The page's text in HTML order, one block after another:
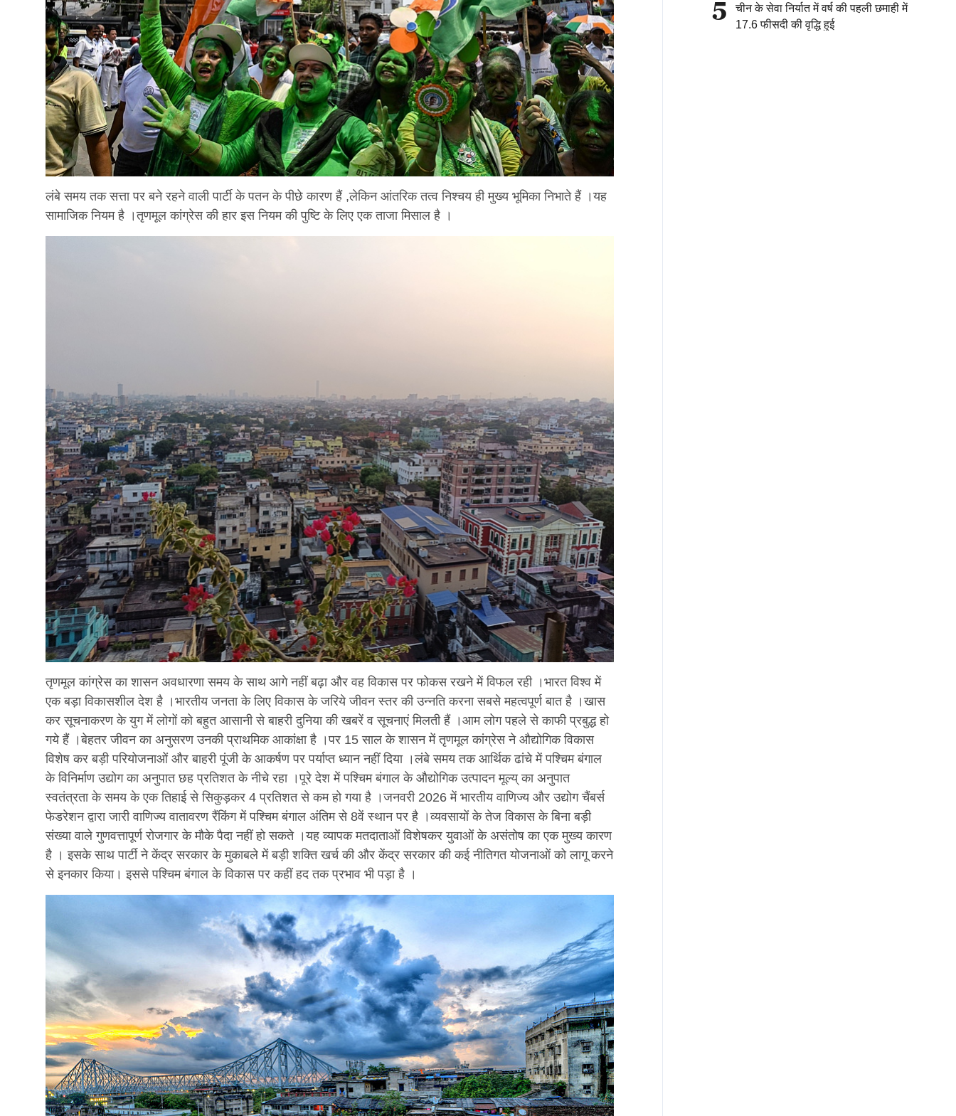
लंबे समय तक सत्ता पर बने रहने वाली पार्टी के पतन के पीछे कारण हैं ,लेकिन आंतरिक तत्व निश्चय ही मुख्य भूमिका निभाते हैं ।यह
सामाजिक नियम है ।तृणमूल कांग्रेस की हार इस नियम की पुष्टि के लिए एक ताजा मिसाल है ।
तृणमूल कांग्रेस का शासन अवधारणा समय के साथ आगे नहीं बढ़ा और वह विकास पर फोकस रखने में विफल रही ।भारत विश्व में
एक बड़ा विकासशील देश है ।भारतीय जनता के लिए विकास के जरिये जीवन स्तर की उन्नति करना सबसे महत्वपूर्ण बात है ।खास
कर सूचनाकरण के युग में लोगों को बहुत आसानी से बाहरी दुनिया की खबरें व सूचनाएं मिलती हैं ।आम लोग पहले से काफी प्रबुद्ध हो
गये हैं ।बेहतर जीवन का अनुसरण उनकी प्राथमिक आकांक्षा है ।पर 15 साल के शासन में तृणमूल कांग्रेस ने औद्योगिक विकास
विशेष कर बड़ी परियोजनाओं और बाहरी पूंजी के आकर्षण पर पर्याप्त ध्यान नहीं दिया ।लंबे समय तक आर्थिक ढांचे में पश्चिम बंगाल
के विनिर्माण उद्योग का अनुपात छह प्रतिशत के नीचे रहा ।पूरे देश में पश्चिम बंगाल के औद्योगिक उत्पादन मूल्य् का अनुपात
स्वतंत्रता के समय के एक तिहाई से सिकुड़कर 4 प्रतिशत से कम हो गया है ।जनवरी 2026 में भारतीय वाणिज्य और उद्योग चैंबर्स
फेडरेशन द्वारा जारी वाणिज्य वातावरण रैंकिंग में पश्चिम बंगाल अंतिम से 8वें स्थान पर है ।व्यवसायों के तेज विकास के बिना बड़ी
संख्या वाले गुणवत्तापूर्ण रोजगार के मौके पैदा नहीं हो सकते ।यह व्यापक मतदाताओं विशेषकर युवाओं के असंतोष का एक मुख्य कारण
है । इसके साथ पार्टी ने केंद्र सरकार के मुकाबले में बड़ी शक्ति खर्च की और केंद्र सरकार की कई नीतिगत योजनाओं को लागू करने
से इनकार किया। इससे पश्चिम बंगाल के विकास पर कहीं हद तक प्रभाव भी पड़ा है ।
5
चीन के सेवा निर्यात में वर्ष की पहली छमाही में
17.6 फीसदी की वृद्धि हुई